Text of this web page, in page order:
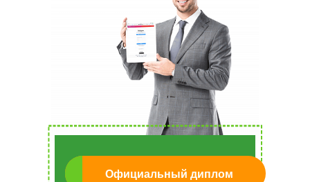
Официальный диплом